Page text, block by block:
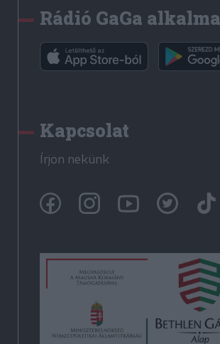
Rádió GaGa
Kapcsolat
Írjon nekünk